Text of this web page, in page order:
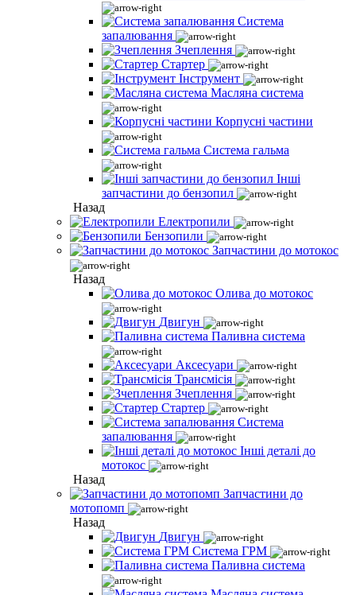
Система
запалювання
Зчеплення
Стартер
Інструмент
Масляна система
Корпусні частини
Система гальма
Інші
запчастини до бензопил
Назад
Електропили
Бензопили
Запчастини до мотокос
Назад
Олива до мотокос
Двигун
Паливна система
Аксесуари
Трансмісія
Зчеплення
Стартер
Система
запалювання
Інші деталі до
мотокос
Назад
Запчастини до
мотопомп
Назад
Двигун
Система ГРМ
Паливна система